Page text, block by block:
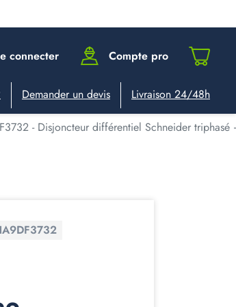
connecter Compte pro
Demander un devis Livraison 24/48h
- Disjoncteur différentiel Schneider